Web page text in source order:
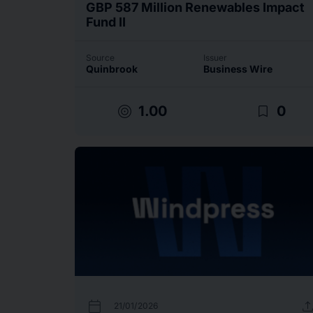
GBP 587 Million Renewables Impact
Fund II
Source
Quinbrook
Issuer
Business Wire
target 1.00 bookmark_border 0
calendar_today 21/01/2026